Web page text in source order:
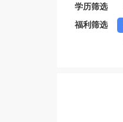
学历筛选
福利筛选